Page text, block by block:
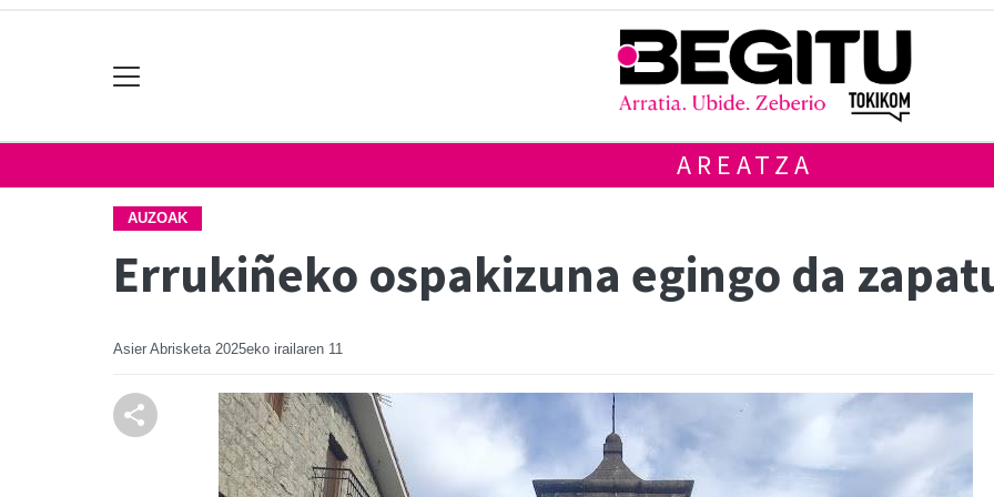
AREATZA
AUZOAK
Errukiñeko ospakizuna egingo da
Asier Abrisketa 2025eko irailaren 11